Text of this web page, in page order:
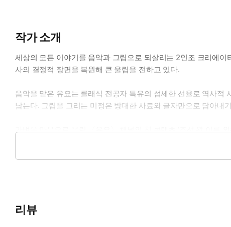
작가 소개
세상의 모든 이야기를 음악과 그림으로 되살리는 2인조 크리에
사의 결정적 장면을 복원해 큰 울림을 전하고 있다.
음악을 맡은 유요는 클래식 전공자 특유의 섬세한 선율로 역사적
남는다. 그림을 그리는 미정은 방대한 사료와 글자만으로 담아
가벼운 마음으로 올린 〈유요〉 채널의 첫 콘텐츠 ‘조선 왕 이름
사를 다시 한번 가슴으로 받아들이게 했다는 평가를 받았다. 고
리뷰